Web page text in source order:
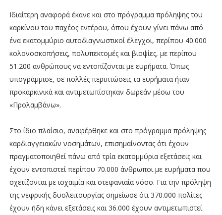
Ιδιαίτερη αναφορά έκανε και στο πρόγραμμα πρόληψης του
καρκίνου του παχέος εντέρου, όπου έχουν γίνει πάνω από
ένα εκατομμύριο αυτοδιαγνωστικοί έλεγχοι, περίπου 40.000
κολονοσκοπήσεις, πολυπεκτομές και βιοψίες, με περίπου
51.200 ανθρώπους να εντοπίζονται με ευρήματα. Όπως
υπογράμμισε, σε πολλές περιπτώσεις τα ευρήματα ήταν
προκαρκινικά και αντιμετωπίστηκαν δωρεάν μέσω του
«Προλαμβάνω».
Στο ίδιο πλαίσιο, αναφέρθηκε και στο πρόγραμμα πρόληψης
καρδιαγγειακών νοσημάτων, επισημαίνοντας ότι έχουν
πραγματοποιηθεί πάνω από τρία εκατομμύρια εξετάσεις και
έχουν εντοπιστεί περίπου 70.000 άνθρωποι με ευρήματα που
σχετίζονται με ισχαιμία και στεφανιαία νόσο. Για την πρόληψη
της νεφρικής δυσλειτουργίας σημείωσε ότι 370.000 πολίτες
έχουν ήδη κάνει εξετάσεις και 36.000 έχουν αντιμετωπιστεί